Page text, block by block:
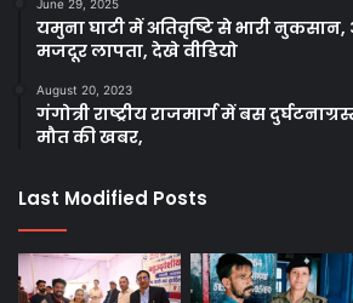
June 29, 2025
यमुना घाटी में अतिवृष्टि से भारी
मजदूर लापता, देखे वीडियो
August 20, 2023
गंगोत्री राष्ट्रीय राजमार्ग में बस
मौत की खबर,
Last Modified Posts